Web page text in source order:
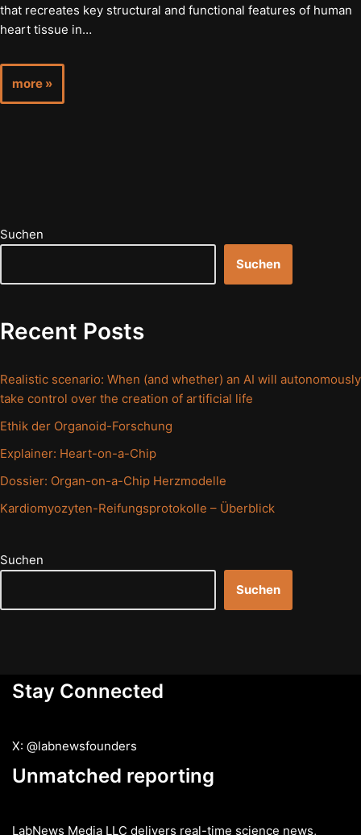
that recreates key structural and functional features of human
heart tissue in…
more »
Suchen
Suchen
Recent Posts
Realistic scenario: When (and whether) an AI will autonomously
take control over the creation of artificial life
Ethik der Organoid-Forschung
Explainer: Heart-on-a-Chip
Dossier: Organ-on-a-Chip Herzmodelle
Kardiomyozyten-Reifungsprotokolle – Überblick
Suchen
Suchen
Stay Connected
X: @labnewsfounders
Unmatched reporting
LabNews Media LLC delivers real-time science news,